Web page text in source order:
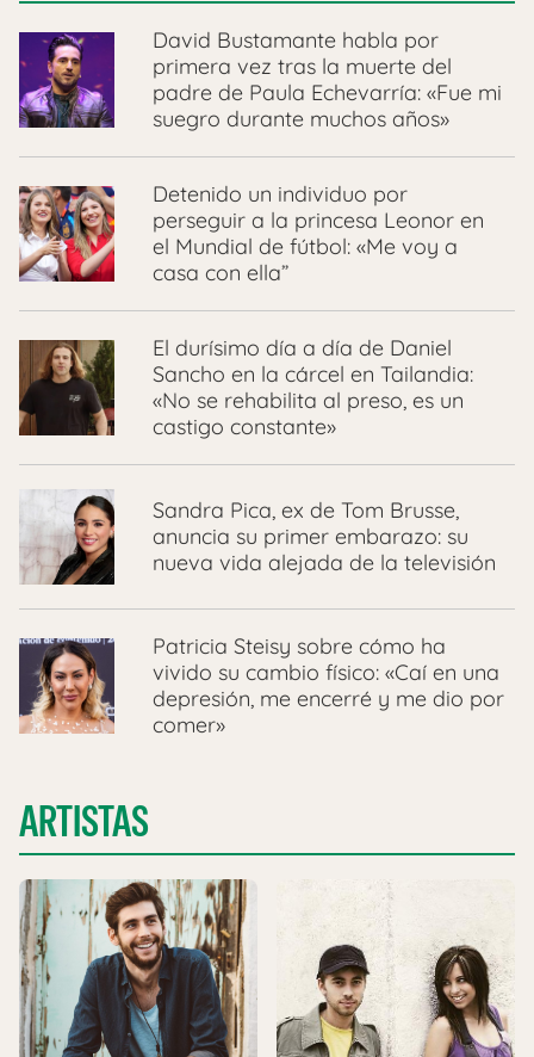
David Bustamante habla por
primera vez tras la muerte del
padre de Paula Echevarría: «Fue mi
suegro durante muchos años»
Detenido un individuo por
perseguir a la princesa Leonor en
el Mundial de fútbol: «Me voy a
casa con ella”
El durísimo día a día de Daniel
Sancho en la cárcel en Tailandia:
«No se rehabilita al preso, es un
castigo constante»
Sandra Pica, ex de Tom Brusse,
anuncia su primer embarazo: su
nueva vida alejada de la televisión
Patricia Steisy sobre cómo ha
vivido su cambio físico: «Caí en una
depresión, me encerré y me dio por
comer»
ARTISTAS